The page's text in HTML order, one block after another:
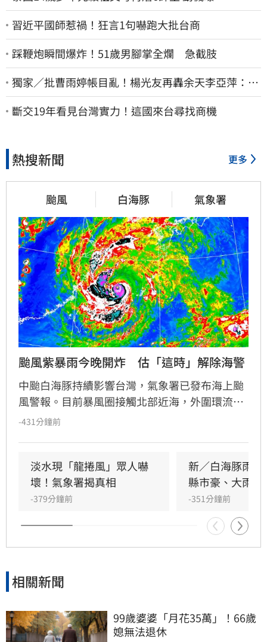
習近平國師惹禍！狂言1句嚇跑大批台商
踩鞭炮瞬間爆炸！51歲男腳掌全爛 急截肢
獨家／批曹雨婷帳目亂！楊光友再轟余天李亞萍：他
們工會跟演藝圈沒關
斷交19年看見台灣實力！這國來台尋找商機
熱搜新聞 更多
颱風 白海豚 氣象署
颱風紫暴雨今晚開炸　估「這時」解除海警
中颱白海豚持續影響台灣，氣象署已發布海上颱
風警報。目前暴風圈接觸北部近海，外圍環流引
發強對流，北海岸已出現強風與局部龍捲風。氣
地需嚴防8至11級強陣風。此外，基隆北海岸適
逢大潮，恐有積淹水風險，沿海浪高達4至6米。
提醒民眾非必要勿前往海邊或山區活動，嚴防強
風豪雨威脅，並留意最新氣象資訊以策安全。
-431分鐘前
淡水現「龍捲風」眾人嚇
壞！氣象署揭真相
-379分鐘前
新／白海豚雨
縣市豪、大雨特
-351分鐘前
相關新聞
99歲婆婆「月花35萬」！66歲
媳無法退休